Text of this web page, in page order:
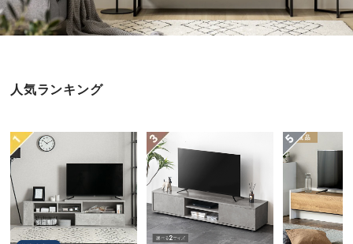
最
近
ッ
た
ア
イ
テ
ム
人気ランキング